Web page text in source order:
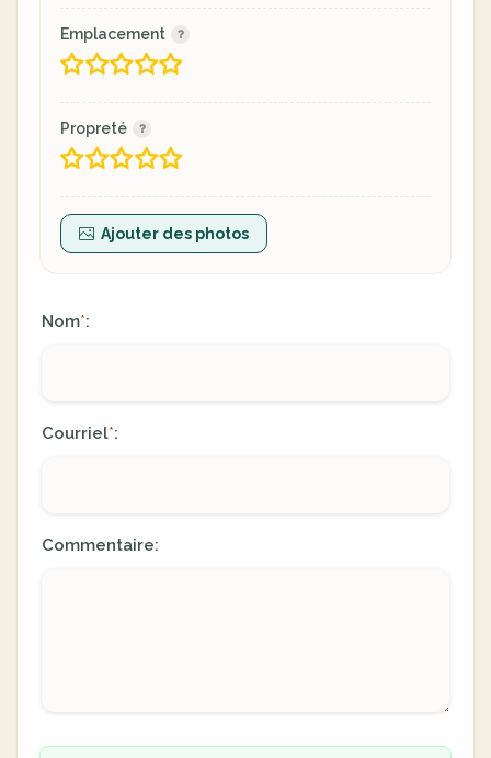
Emplacement
Propreté
Ajouter des photos
Nom*:
Courriel*:
Commentaire: